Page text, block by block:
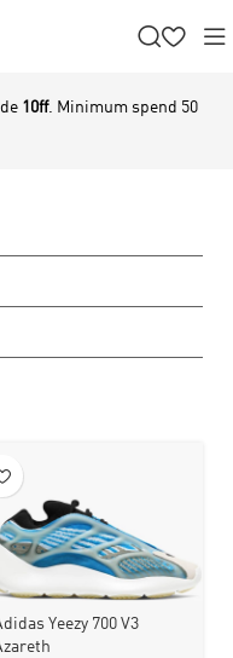
10ff. Minimum spend 50
Yeezy 700 V3